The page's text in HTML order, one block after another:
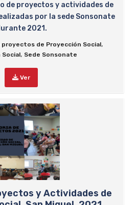
de proyectos y actividades de
por la sede Sonsonate
2021.
proyectos de Proyección Social,
Social, Sede Sonsonate
Ver
y Actividades de